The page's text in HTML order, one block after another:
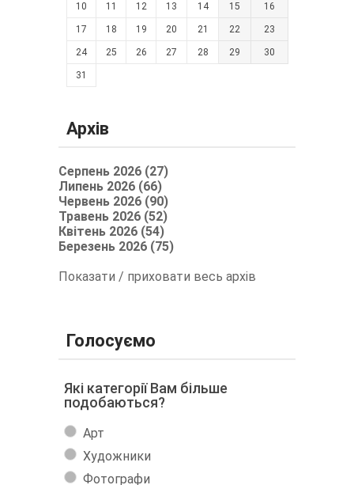
10 11 12 13 14 15 16
17 18 19 20 21 22 23
24 25 26 27 28 29 30
31
Архів
Серпень 2026 (27)
Липень 2026 (66)
Червень 2026 (90)
Травень 2026 (52)
Квітень 2026 (54)
Березень 2026 (75)
Показати / приховати весь архів
Голосуємо
Які категорії Вам більше
подобаються?
Арт
Художники
Фотографи